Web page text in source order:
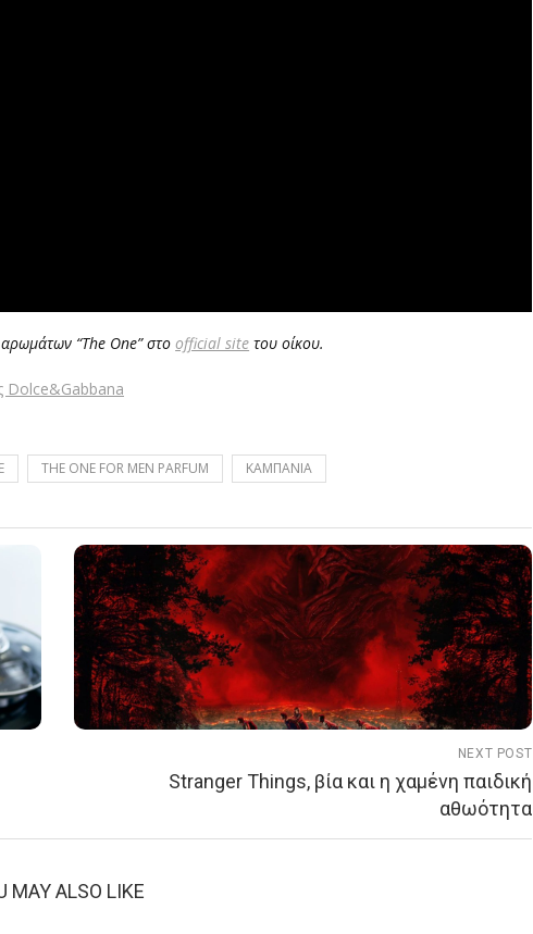
“The One” στοofficial site του οίκου.
Dolce&Gabbana
THE ONE FOR MEN PARFUM ΚΑΜΠΑΝΙΑ
NEXT POST
Stranger Things, βία και η χαμένη παιδική
αθωότητα
MAY ALSO LIKE